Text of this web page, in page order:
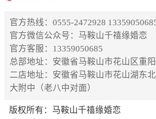
官方热线：0555-2472928
官方微信公众号：马鞍山千禧缘婚恋
官方客服：13359050685
总部地址：安徽省马鞍山市花山区重
二店地址：安徽省马鞍山市花山湖东
大附中（老八中对面）
版权所有：马鞍山千禧缘婚恋